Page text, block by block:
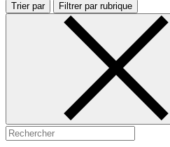
Trier par Filtrer par rubrique